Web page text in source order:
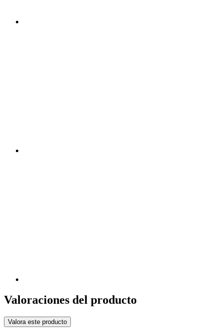
Valoraciones del producto
Valora este producto